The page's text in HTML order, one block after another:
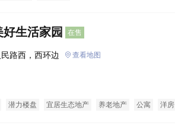
好生活家园 在售
路西，西环边 查看地图
潜力楼盘 宜居生态地产 养老地产 公寓 洋房